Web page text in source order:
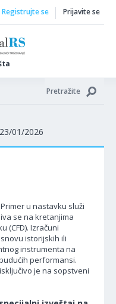
Registrujte se Prijavite se
Pretražite
01/2026
u nastavku služi
se na kretanjima
(CFD). Izračuni
istorijskih ili
instrumenta na
performansi.
je na sopstveni